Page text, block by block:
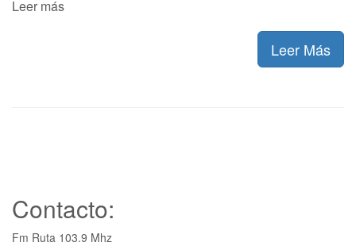
Leer más
Leer Más
Contacto:
Fm Ruta 103.9 Mhz